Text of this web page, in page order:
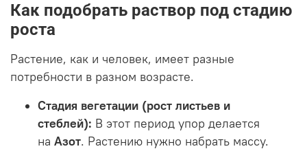
Как подобрать раствор под стадию
роста
Растение, как и человек, имеет разные
потребности в разном возрасте.
Стадия вегетации (рост листьев и
стеблей): В этот период упор делается
на Азот. Растению нужно набрать массу.